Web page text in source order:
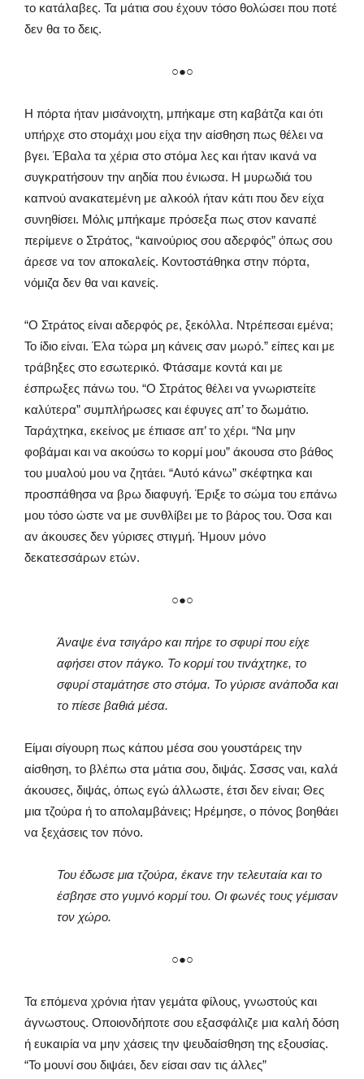
το κατάλαβες. Τα μάτια σου έχουν τόσο θολώσει που ποτέ
δεν θα το δεις.
○●○
Η πόρτα ήταν μισάνοιχτη, μπήκαμε στη καβάτζα και ότι
υπήρχε στο στομάχι μου είχα την αίσθηση πως θέλει να
βγει. Έβαλα τα χέρια στο στόμα λες και ήταν ικανά να
συγκρατήσουν την αηδία που ένιωσα. Η μυρωδιά του
καπνού ανακατεμένη με αλκοόλ ήταν κάτι που δεν είχα
συνηθίσει. Μόλις μπήκαμε πρόσεξα πως στον καναπέ
περίμενε ο Στράτος, “καινούριος σου αδερφός” όπως σου
άρεσε να τον αποκαλείς. Κοντοστάθηκα στην πόρτα,
νόμιζα δεν θα ναι κανείς.
“Ο Στράτος είναι αδερφός ρε, ξεκόλλα. Ντρέπεσαι εμένα;
Το ίδιο είναι. Έλα τώρα μη κάνεις σαν μωρό.” είπες και με
τράβηξες στο εσωτερικό. Φτάσαμε κοντά και με
έσπρωξες πάνω του. “Ο Στράτος θέλει να γνωριστείτε
καλύτερα” συμπλήρωσες και έφυγες απ’ το δωμάτιο.
Ταράχτηκα, εκείνος με έπιασε απ’ το χέρι. “Να μην
φοβάμαι και να ακούσω το κορμί μου” άκουσα στο βάθος
του μυαλού μου να ζητάει. “Αυτό κάνω” σκέφτηκα και
προσπάθησα να βρω διαφυγή. Έριξε το σώμα του επάνω
μου τόσο ώστε να με συνθλίβει με το βάρος του. Όσα και
αν άκουσες δεν γύρισες στιγμή. Ήμουν μόνο
δεκατεσσάρων ετών.
○●○
Άναψε ένα τσιγάρο και πήρε το σφυρί που είχε
αφήσει στον πάγκο. Το κορμί του τινάχτηκε, το
σφυρί σταμάτησε στο στόμα. Το γύρισε ανάποδα και
το πίεσε βαθιά μέσα.
Είμαι σίγουρη πως κάπου μέσα σου γουστάρεις την
αίσθηση, το βλέπω στα μάτια σου, διψάς. Σσσσς ναι, καλά
άκουσες, διψάς, όπως εγώ άλλωστε, έτσι δεν είναι; Θες
μια τζούρα ή το απολαμβάνεις; Ηρέμησε, ο πόνος βοηθάει
να ξεχάσεις τον πόνο.
Του έδωσε μια τζούρα, έκανε την τελευταία και το
έσβησε στο γυμνό κορμί του. Οι φωνές τους γέμισαν
τον χώρο.
○●○
Τα επόμενα χρόνια ήταν γεμάτα φίλους, γνωστούς και
άγνωστους. Οποιονδήποτε σου εξασφάλιζε μια καλή δόση
ή ευκαιρία να μην χάσεις την ψευδαίσθηση της εξουσίας.
“Το μουνί σου διψάει, δεν είσαι σαν τις άλλες”